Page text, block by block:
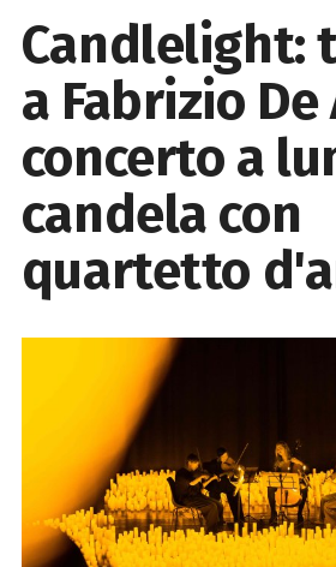
Candlelight:
a Fabrizio
concerto a
candela con
quartetto